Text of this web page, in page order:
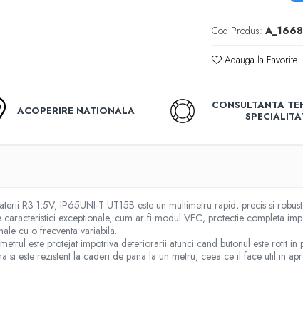
Cod Produs: A_1668
Adauga la Favorite
ACOPERIRE NATIONALA
CONSULTANTA
R3 1.5V, IP65UNI-T UT15B este un multimetru rapid, precis si robust.
exceptionale, cum ar fi modul VFC, protectie completa
cu o frecventa variabila.
este protejat impotriva deteriorarii atunci cand butonul este rotit in
si este rezistent la caderi de pana la un metru, ceea ce il face util in